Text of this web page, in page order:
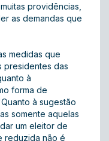
providências,
as demandas que
medidas que
presidentes das
à
forma de
à sugestão
somente aquelas
um eleitor de
reduzida não é